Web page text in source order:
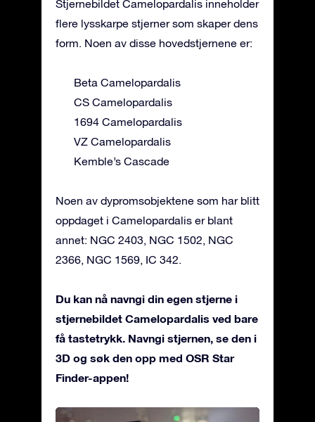
Stjernebildet Camelopardalis inneholder
flere lysskarpe stjerner som skaper dens
form. Noen av disse hovedstjernene er:
Beta Camelopardalis
CS Camelopardalis
1694 Camelopardalis
VZ Camelopardalis
Kemble’s Cascade
Noen av dypromsobjektene som har blitt
oppdaget i Camelopardalis er blant
annet: NGC 2403, NGC 1502, NGC
2366, NGC 1569, IC 342.
Du kan nå navngi din egen stjerne i
stjernebildet Camelopardalis ved bare
få tastetrykk. Navngi stjernen, se den i
3D og søk den opp med OSR Star
Finder-appen!